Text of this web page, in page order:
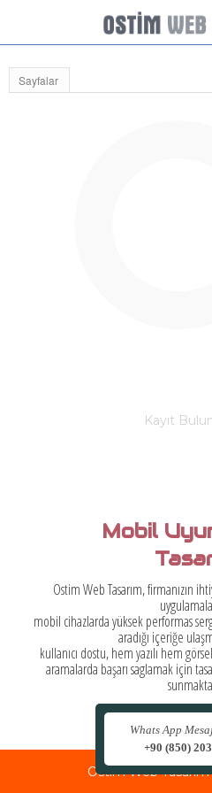
Sayfalar
Kayıt
Mobil
Ostim Web Tasarım, firmanızın
mobil cihazlarda yüksek performas
aradığı içeriğe
kullanıcı dostu, hem yazılı hem
aramalarda başarı saglamak için
Ostim Web
Whats App
+90 (850)